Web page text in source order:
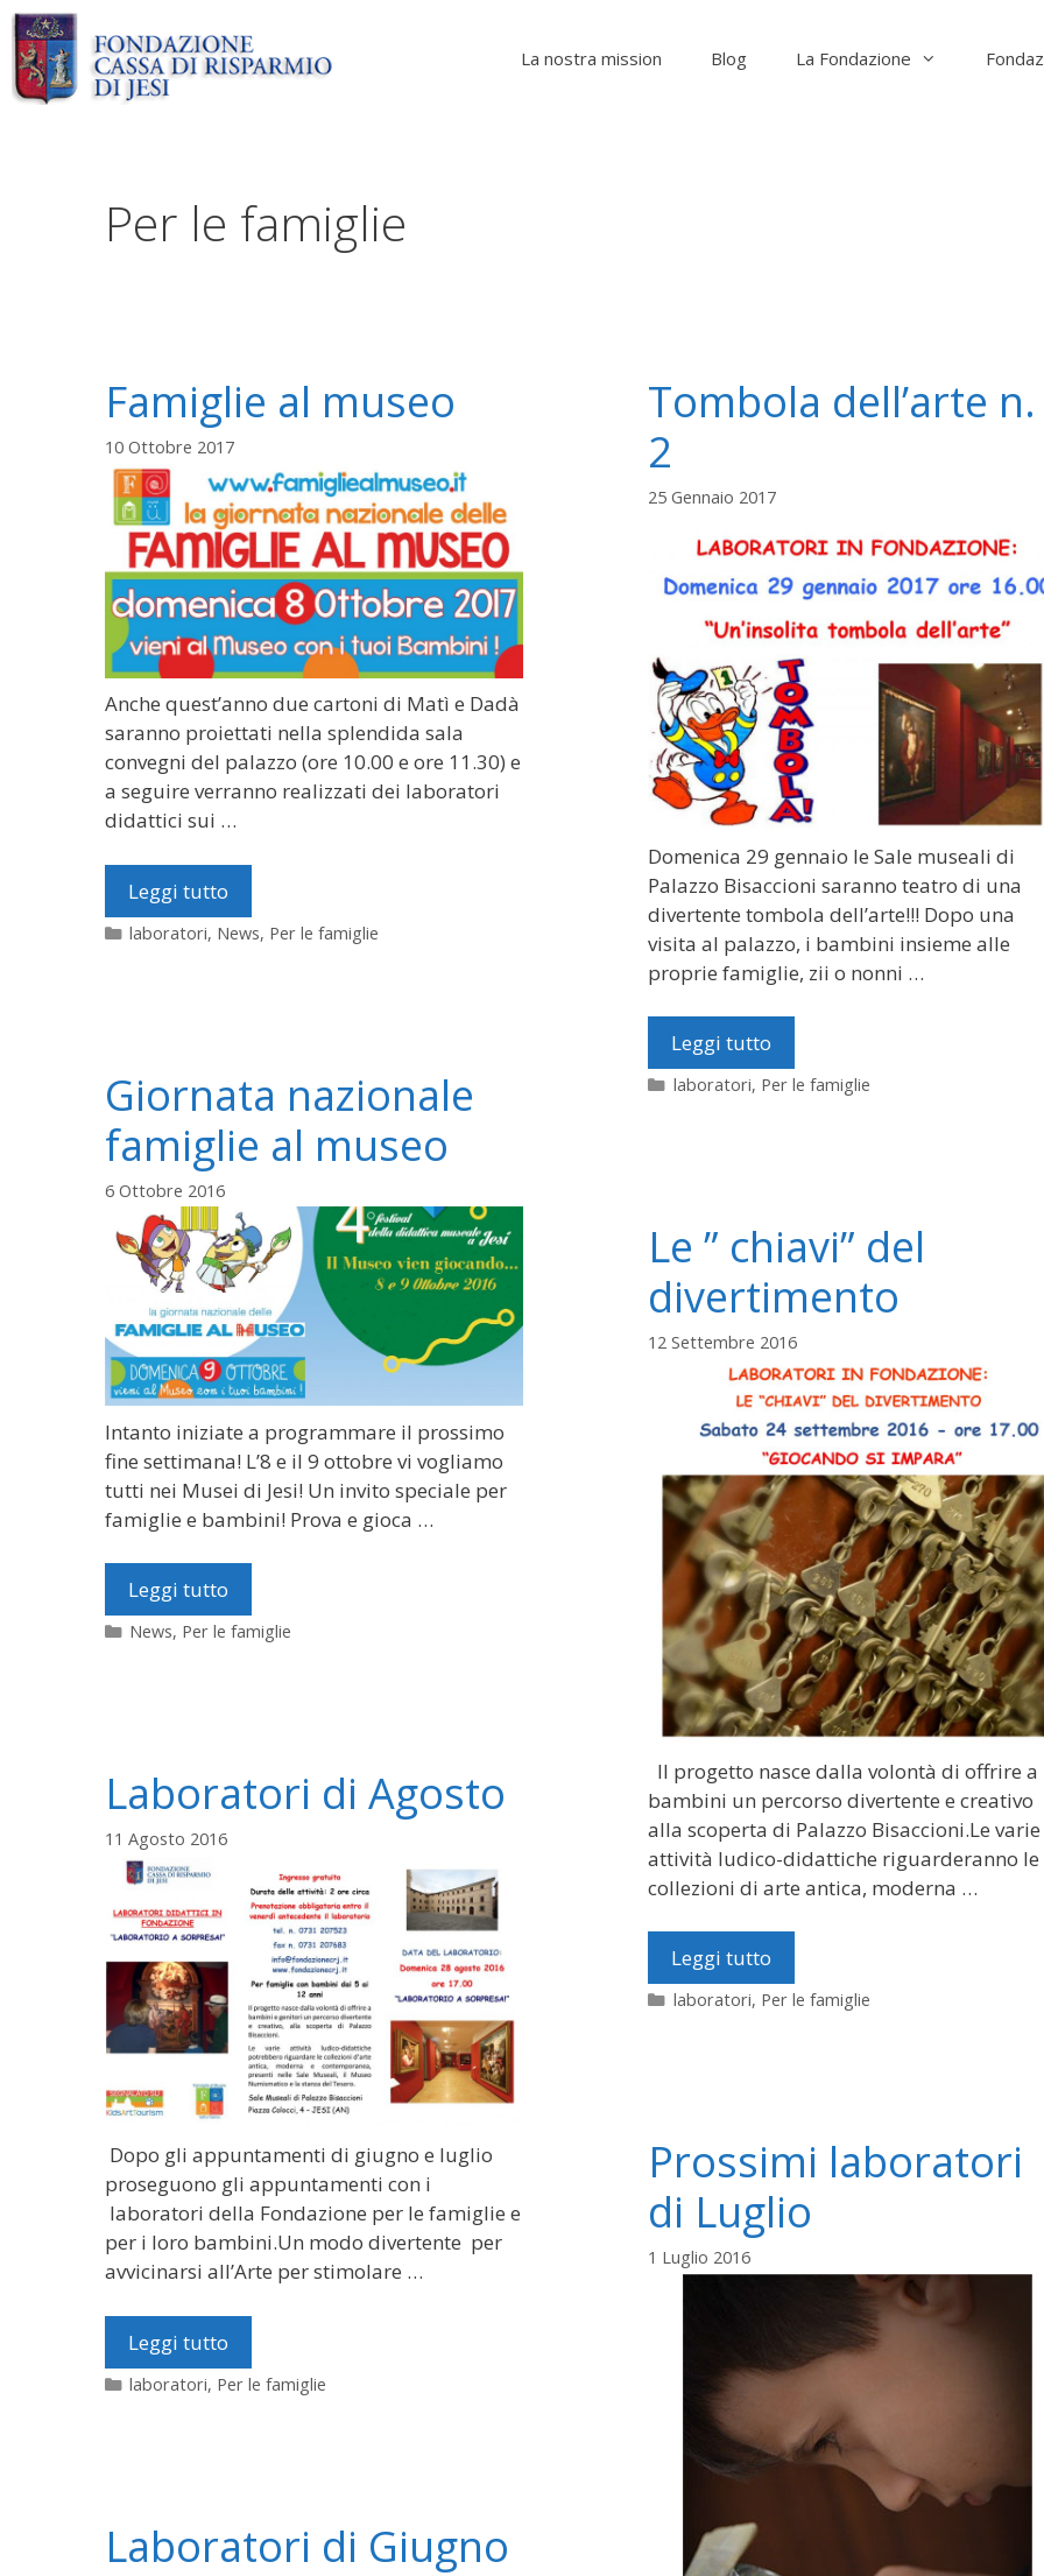
Vai
al
contenuto
La nostra mission Blog La Fondazione
Per le famiglie
Famiglie al museo
10 Ottobre 2017
Anche quest’anno due cartoni di Matì e Dadà
saranno proiettati nella splendida sala
convegni del palazzo (ore 10.00 e ore 11.30) e
a seguire verranno realizzati dei laboratori
didattici sui …
Leggi tutto
Categorie
laboratori, News, Per le famiglie
Tombola dell’arte n.
2
25 Gennaio 2017
Domenica 29 gennaio le Sale museali di
Palazzo Bisaccioni saranno teatro di una
divertente tombola dell’arte!!! Dopo una
visita al palazzo, i bambini insieme alle
proprie famiglie, zii o nonni …
Leggi tutto
Categorie
laboratori, Per le famiglie
Giornata nazionale
famiglie al museo
6 Ottobre 2016
Intanto iniziate a programmare il prossimo
fine settimana! L’8 e il 9 ottobre vi vogliamo
tutti nei Musei di Jesi! Un invito speciale per
famiglie e bambini! Prova e gioca …
Leggi tutto
Categorie
News, Per le famiglie
Le ” chiavi” del
divertimento
12 Settembre 2016
Il progetto nasce dalla volontà di offrire a
bambini un percorso divertente e creativo
alla scoperta di Palazzo Bisaccioni.Le varie
attività ludico-didattiche riguarderanno le
collezioni di arte antica, moderna …
Leggi tutto
Categorie
laboratori, Per le famiglie
Laboratori di Agosto
11 Agosto 2016
Dopo gli appuntamenti di giugno e luglio
proseguono gli appuntamenti con i
laboratori della Fondazione per le famiglie e
per i loro bambini.Un modo divertente per
avvicinarsi all’Arte per stimolare …
Leggi tutto
Categorie
laboratori, Per le famiglie
Prossimi laboratori
di Luglio
1 Luglio 2016
Laboratori di Giugno